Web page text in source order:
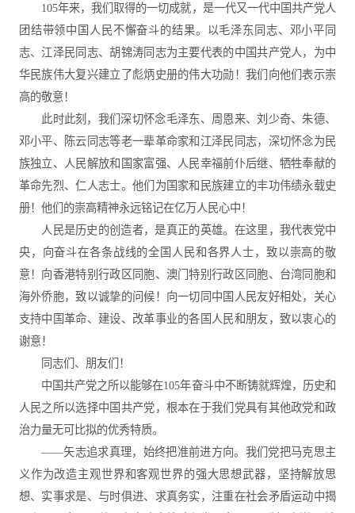
105年来，我们取得的一切成就，是一代又一代中国共产党人
团结带领中国人民不懈奋斗的结果。以毛泽东同志、邓小平同
志、江泽民同志、胡锦涛同志为主要代表的中国共产党人，为中
华民族伟大复兴建立了彪炳史册的伟大功勋！我们向他们表示崇
高的敬意！
此时此刻，我们深切怀念毛泽东、周恩来、刘少奇、朱德、
邓小平、陈云同志等老一辈革命家和江泽民同志，深切怀念为民
族独立、人民解放和国家富强、人民幸福前仆后继、牺牲奉献的
革命先烈、仁人志士。他们为国家和民族建立的丰功伟绩永载史
册！他们的崇高精神永远铭记在亿万人民心中！
人民是历史的创造者，是真正的英雄。在这里，我代表党中
央，向奋斗在各条战线的全国人民和各界人士，致以崇高的敬
意！向香港特别行政区同胞、澳门特别行政区同胞、台湾同胞和
海外侨胞，致以诚挚的问候！向一切同中国人民友好相处，关心
支持中国革命、建设、改革事业的各国人民和朋友，致以衷心的
谢意！
同志们、朋友们！
中国共产党之所以能够在105年奋斗中不断铸就辉煌，历史和
人民之所以选择中国共产党，根本在于我们党具有其他政党和政
治力量无可比拟的优秀特质。
——矢志追求真理，始终把准前进方向。我们党把马克思主
义作为改造主观世界和客观世界的强大思想武器，坚持解放思
想、实事求是、与时俱进、求真务实，注重在社会矛盾运动中揭